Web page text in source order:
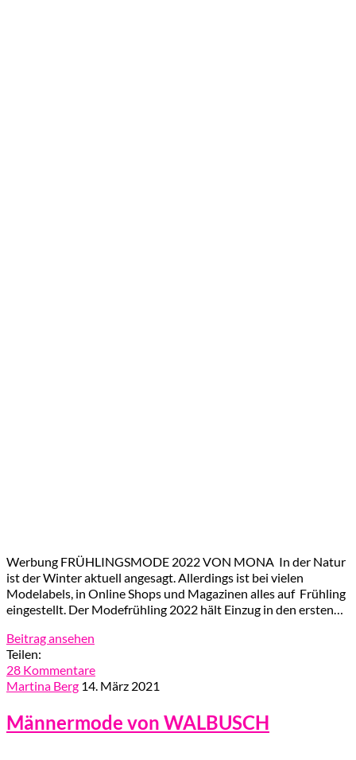
Werbung FRÜHLINGSMODE 2022 VON MONA In der Natur
ist der Winter aktuell angesagt. Allerdings ist bei vielen
Modelabels, in Online Shops und Magazinen alles auf Frühling
eingestellt. Der Modefrühling 2022 hält Einzug in den ersten…
Beitrag ansehen
Teilen:
28 Kommentare
Martina Berg 14. März 2021
Männermode von WALBUSCH